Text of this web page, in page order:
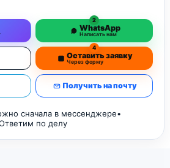
2
WhatsApp
Написать нам
4
Оставить заявку
Через форму
Получить на почту
сначала в мессенджере•
по делу